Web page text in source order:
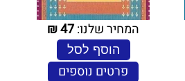
המחיר שלנו:47
₪
הוסף לסל
פרטים נוספים